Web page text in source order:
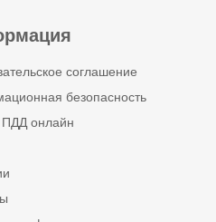
соглашение
безопасность
онлайн